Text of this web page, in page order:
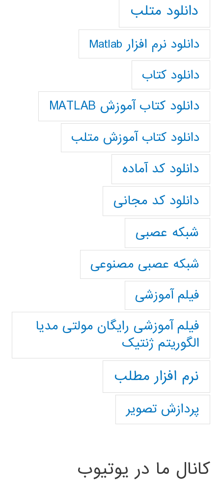
دانلود متلب
دانلود نرم افزار Matlab
دانلود کتاب
دانلود کتاب آموزش MATLAB
دانلود کتاب آموزش متلب
دانلود کد آماده
دانلود کد مجانی
شبکه عصبی
شبکه عصبی مصنوعی
فیلم آموزشی
فیلم آموزشی رایگان مولتی مدیا
الگوریتم ژنتیک
نرم افزار مطلب
پردازش تصویر
کانال ما در یوتیوب